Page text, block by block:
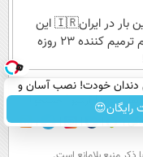
برای اولین بار در ایران🇮🇷 این
دکتر کرم ترمیم کننده 23 روزه
خودت! نصب آسان و
💳 📍 تهران
رایگان😍
تماس با ما